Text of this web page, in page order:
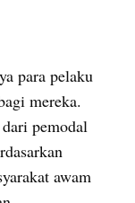
para pelaku
mereka.
pemodal
awam